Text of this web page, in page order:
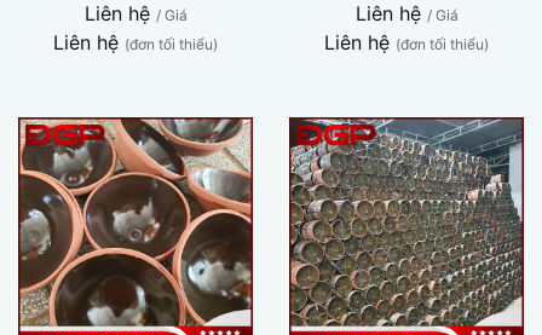
Liên hệ / Giá
Liên hệ (đơn tối thiểu)
Liên hệ / Giá
Liên hệ (đơn tối thiểu)